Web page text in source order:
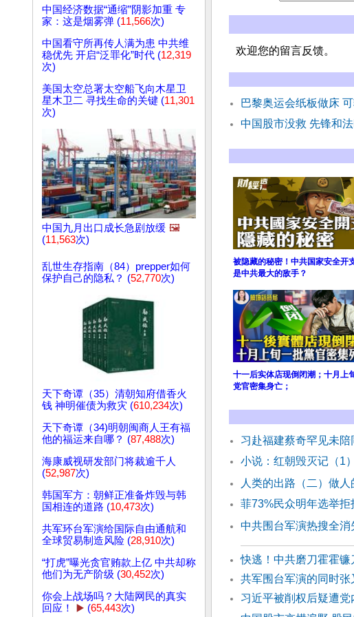
中国经济数据“通缩”阴影加重 专
家：这是烟雾弹 (11,566次)
中国看守所再传人满为患 中共维
稳优先 开启“泛罪化”时代 (12,319
次)
美国太空总署太空船飞向木星卫
星木卫二 寻找生命的关键 (11,301
次)
中国九月出口成长急剧放缓 🖼️
(11,563次)
乱世生存指南（84）prepper如何
保护自己的隐私？ (52,770次)
天下奇谭（35）清朝知府借香火
钱 神明催债为救灾 (610,234次)
天下奇谭（34)明朝闽商人王有福
他的福运来自哪？ (87,488次)
海康威视研发部门将裁逾千人
(52,987次)
韩国军方：朝鲜正准备炸毁与韩
国相连的道路 (10,473次)
共军环台军演给国际自由通航和
全球贸易制造风险 (28,910次)
“打虎”曝光贪官贿款上亿 中共却称
他们为无产阶级 (30,452次)
你会上战场吗？大陆网民的真实
回应！
▶️ (65,443次)
欢迎您的留言反馈。
巴黎奥运会纸板做床
中国股市没救 先锋和
被隐藏的秘密！中共国家安全开
是中共最大的敌手？
十一后实体店现倒闭潮；十月上
党官密集身亡；
习赴福建蔡奇罕见未陪
小说：红朝毁灭记（1
人类的出路（二）做人
菲73%民众明年选举拒
中共围台军演热搜全
快逃！中共磨刀霍霍镰
共军围台军演的同时
习近平被削权后疑遭党